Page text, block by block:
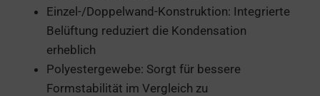
Einzel-/Doppelwand-Konstruktion: Integrierte
Belüftung reduziert die Kondensation
erheblich
Polyestergewebe: Sorgt für bessere
Formstabilität im Vergleich zu